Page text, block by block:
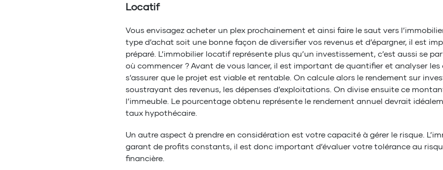
Locatif
Vous envisagez acheter un plex prochainement et ainsi faire le saut vers
type d’achat soit une bonne façon de diversifier vos revenus et d’épargner, il est
préparé. L’immobilier locatif représente plus qu’un investissement, c’est aussi se
où commencer ? Avant de vous lancer, il est important de quantifier et analyser
s’assurer que le projet est viable et rentable. On calcule alors le rendement sur
soustrayant des revenus, les dépenses d’exploitations. On divise ensuite ce
l’immeuble. Le pourcentage obtenu représente le rendement annuel devrait
taux hypothécaire.
Un autre aspect à prendre en considération est votre capacité à gérer le risque.
garant de profits constants, il est donc important d’évaluer votre tolérance au
financière.